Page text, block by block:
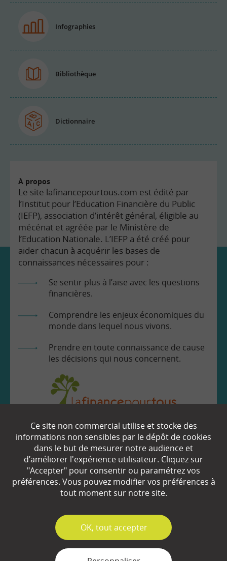
Infographies
Bibliothèque
Dictionnaire
À propos
Le site lafinancepourtous.com est édité par
l’Institut pour l’Education Financière du Public
(IEFP), association d’intérêt général, éligible au
mécénat et agréée par le Ministère de
l’Education Nationale. L’IEFP a été créé pour
aider chacun à acquérir les bases de
connaissances nécessaires pour :
Se sentir plus à l’aise avec les questions
financières.
Comprendre les enjeux économiques du
monde dans lequel nous vivons.
Prendre en toute connaissance de cause
les décisions qui nous concernent.
EN SAVOIR
Qui sommes-nous ?
Partenaires
Plan du site
Ce site non commercial utilise et stocke des
informations non sensibles par le dépôt de cookies
dans le but de mesurer notre audience et
d’améliorer l'expérience utilisateur. Cliquez sur
"Accepter" pour consentir ou paramétrez vos
préférences. Vous pouvez modifier vos préférences à
tout moment sur notre site.
✓
OK, tout accepter